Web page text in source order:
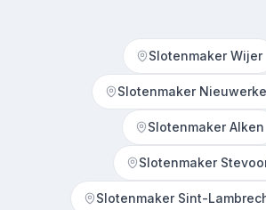
Slotenmaker Wijer
Slotenmaker
Slotenmaker Alken
Slotenmaker
Slotenmaker Sint-